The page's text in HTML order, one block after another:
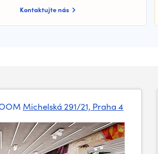
Kontaktujte nás
Michelská 291/21, Praha 4